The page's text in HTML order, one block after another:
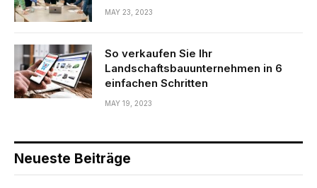
MAY 23, 2023
So verkaufen Sie Ihr
Landschaftsbauunternehmen in 6
einfachen Schritten
MAY 19, 2023
Neueste Beiträge